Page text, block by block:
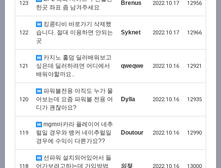
123
한곳 좌표 좀 남겨주세요
Brenus 2022.10.17 12956
122
킹콩티비 바로가기 삭제했
습니다. 절대 이용하면 안되는
곳
Syknet 2022.10.17 12966
121
카지노 홀덤 딜러배워보고
싶은데 딜러하려면 어디에서
배워야할까요..
qweqwe 2022.10.16 12921
120
파워볼전용 아직도 누가 물
어보는데 요즘 파워볼 전용 어
디가 괜찮아요?
Dylla 2022.10.16 12935
119
mgm바카라 플레이어 네추
럴일 경우와 뱅커 네이추럴일
경우에 수익이 다른가요??
Doutour 2022.10.16 12990
118
선파워 설치되어있어서 들
어가보려고하는데 가입방법
의젖 2022.10.16 13000